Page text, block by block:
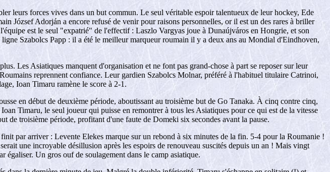
leurs forces vives dans un but commun. Le seul véritable espoir talentueux de leur hockey, Ede
József Adorján a encore refusé de venir pour raisons personnelles, or il est un des rares à briller
est le seul "expatrié" de l'effectif : Laszlo Vargyas joue à Dunaújváros en Hongrie, et son
Szabolcs Papp : il a été le meilleur marqueur roumain il y a deux ans au Mondial d'Eindhoven,
Les Asiatiques manquent d'organisation et ne font pas grand-chose à part se reposer sur leur
reprennent confiance. Leur gardien Szabolcs Molnar, préféré à l'habituel titulaire Catrinoi,
Ioan Timaru ramène le score à 2-1.
en début de deuxième période, aboutissant au troisième but de Go Tanaka. À cinq contre cinq,
Timaru, le seul joueur qui puisse en remontrer à tous les Asiatiques pour ce qui est de la vitesse
de troisième période, profitant d'une faute de Domeki six secondes avant la pause.
par arriver : Levente Elekes marque sur un rebond à six minutes de la fin. 5-4 pour la Roumanie !
une incroyable désillusion après les espoirs de renouveau suscités depuis un an ! Mais vingt
Un gros ouf de soulagement dans le camp asiatique.